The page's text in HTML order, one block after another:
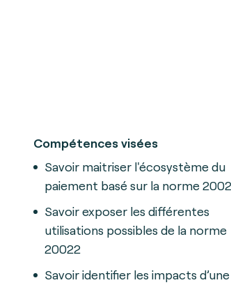
Compétences visées
Savoir maitriser l'écosystème du
paiement basé sur la norme
Savoir exposer les différentes
utilisations possibles de la norme
20022
Savoir identifier les impacts d’une